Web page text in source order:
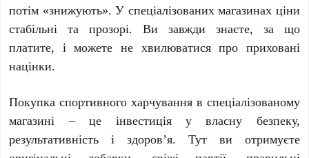
потім «знижують». У спеціалізованих магазинах ціни
стабільні та прозорі. Ви завжди знаєте, за що
платите, і можете не хвилюватися про приховані
націнки.
Покупка спортивного харчування в спеціалізованому
магазині – це інвестиція у власну безпеку,
результативність і здоров’я. Тут ви отримуєте